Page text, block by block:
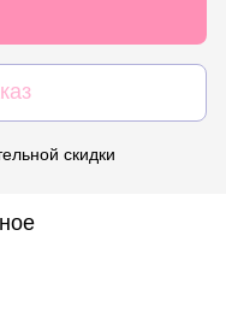
скидки